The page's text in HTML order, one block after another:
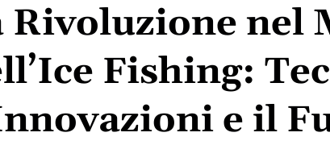
Rivoluzione nel
Fishing:
e il